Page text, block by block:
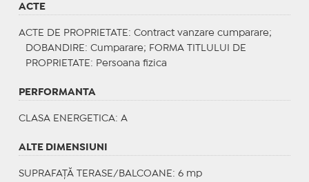
ACTE
ACTE DE PROPRIETATE : Contract vanzare cumparare;
DOBANDIRE : Cumparare; FORMA TITLULUI DE
PROPRIETATE : Persoana fizica
PERFORMANTA
CLASA ENERGETICA: A
ALTE DIMENSIUNI
SUPRAFAȚĂ TERASE/BALCOANE: 6 mp